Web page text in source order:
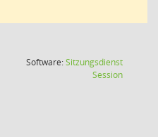
Software:Sitzungsdienst
Session(Wird in